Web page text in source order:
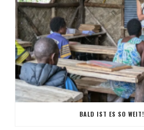
BALD IST ES SO WEIT!